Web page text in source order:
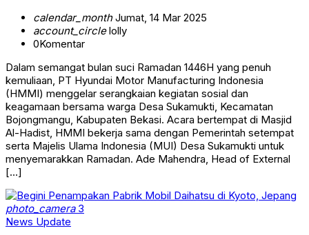
calendar_monthJumat, 14 Mar 2025
account_circlelolly
0Komentar
Dalam semangat bulan suci Ramadan 1446H yang penuh
kemuliaan, PT Hyundai Motor Manufacturing Indonesia
(HMMI) menggelar serangkaian kegiatan sosial dan
keagamaan bersama warga Desa Sukamukti, Kecamatan
Bojongmangu, Kabupaten Bekasi. Acara bertempat di Masjid
Al-Hadist, HMMI bekerja sama dengan Pemerintah setempat
serta Majelis Ulama Indonesia (MUI) Desa Sukamukti untuk
menyemarakkan Ramadan. Ade Mahendra, Head of External
[…]
photo_camera3
News Update